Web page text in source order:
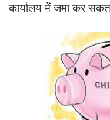
कार्यालय में जमा कर